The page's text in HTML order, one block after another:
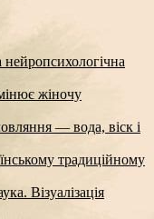
жіночу
— вода, віск і
традиційному
Візуалізація